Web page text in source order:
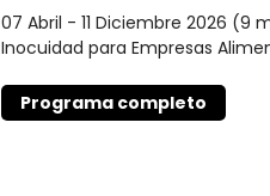
07 Abril - 11 Diciembre 2026 (9
Inocuidad para Empresas
Programa completo